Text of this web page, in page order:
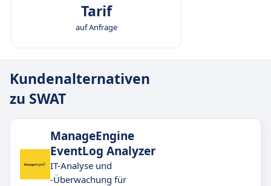
Tarif
auf Anfrage
Kundenalternativen
zu SWAT
ManageEngine
EventLog Analyzer
IT-Analyse und
-Überwachung für